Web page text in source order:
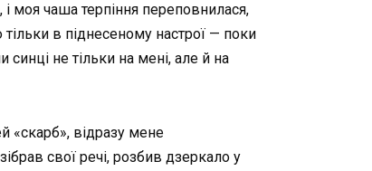
моя чаша терпіння переповнилася,
в піднесеному настрої — поки
не тільки на мені, але й на
«скарб», відразу мене
свої речі, розбив дзеркало у